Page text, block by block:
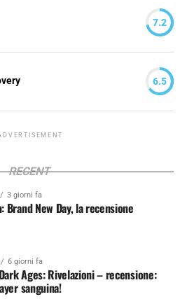
7.2
6.5
RECENT
3 giorni fa
Brand New Day, la recensione
6 giorni fa
Ages: Rivelazioni – recensione:
sanguina!